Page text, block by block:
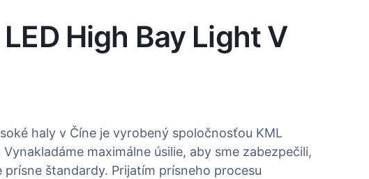
High Bay Light V
haly v Číne je vyrobený spoločnosťou KML
maximálne úsilie, aby sme zabezpečili,
štandardy. Prijatím prísneho procesu